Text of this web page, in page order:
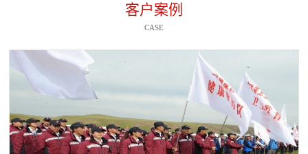
客户案例
CASE